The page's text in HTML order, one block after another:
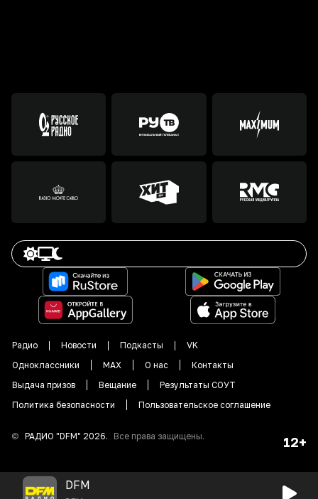
Радио Новости Подкасты
VK
Одноклассники
MAX О нас
Контакты
Выдача призов
Вещание
Результаты СОУТ
Политика безопасности
Пользовательское соглашение
© РАДИО "DFM" 2026. Все права защищены. 12+
DFM